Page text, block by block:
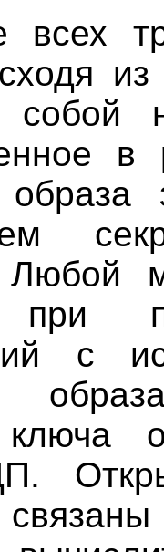
всех
собой
в
Любой
при
с
ключа